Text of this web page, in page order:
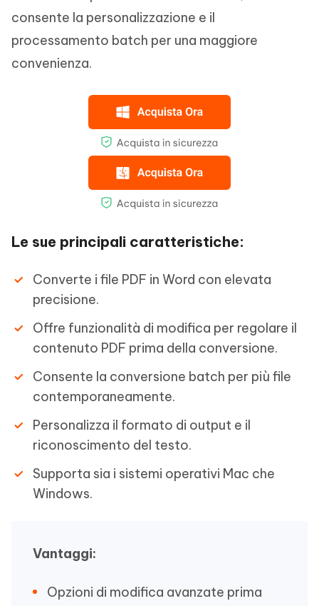
consente la personalizzazione e il
processamento batch per una maggiore
convenienza.
Le sue principali caratteristiche:
Converte i file PDF in Word con elevata
precisione.
Offre funzionalità di modifica per regolare il
contenuto PDF prima della conversione.
Consente la conversione batch per più file
contemporaneamente.
Personalizza il formato di output e il
riconoscimento del testo.
Supporta sia i sistemi operativi Mac che
Windows.
Vantaggi:
Opzioni di modifica avanzate prima